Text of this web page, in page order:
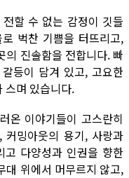
할 수 없는 감정이 깃들
벅찬 기쁨을 터뜨리고,
의 진솔함을 전합니다. 빠
등이 담겨 있고, 고요한
스며 있습니다.
온 이야기들이 고스란히
밍아웃의 용기, 사랑과
다양성과 인권을 향한
대 위에서 머무르지 않고,